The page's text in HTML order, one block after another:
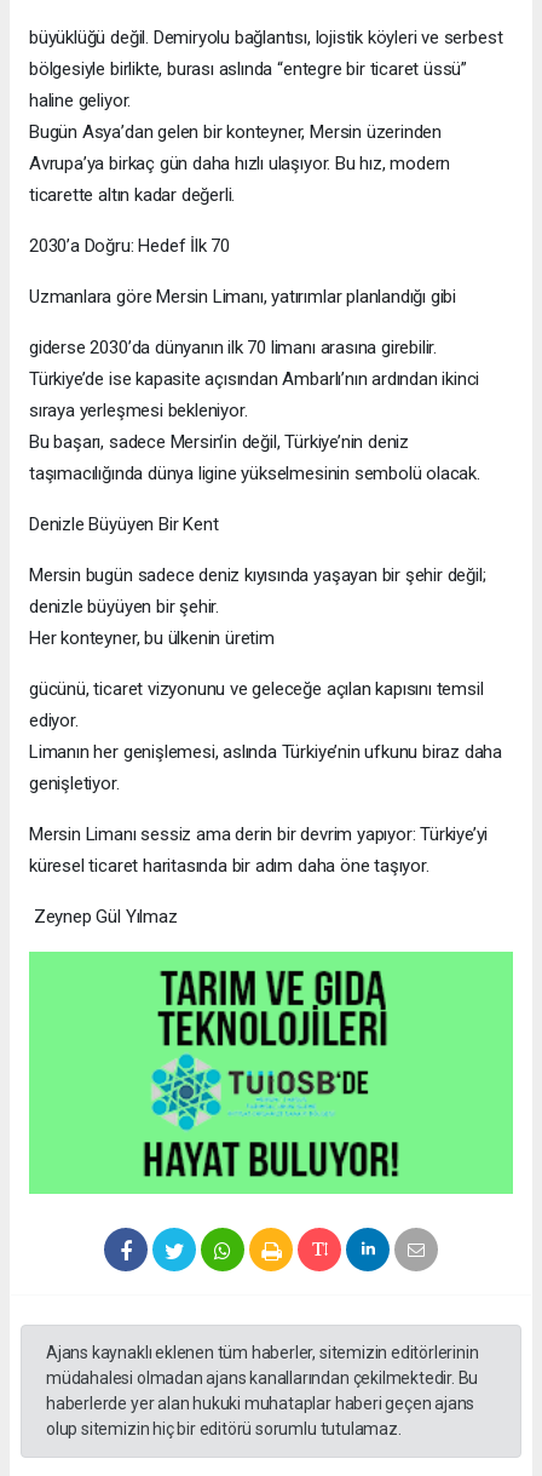
büyüklüğü değil. Demiryolu bağlantısı, lojistik köyleri ve serbest
bölgesiyle birlikte, burası aslında “entegre bir ticaret üssü”
haline geliyor.
Bugün Asya’dan gelen bir konteyner, Mersin üzerinden
Avrupa’ya birkaç gün daha hızlı ulaşıyor. Bu hız, modern
ticarette altın kadar değerli.
2030’a Doğru: Hedef İlk 70
Uzmanlara göre Mersin Limanı, yatırımlar planlandığı gibi
giderse 2030’da dünyanın ilk 70 limanı arasına girebilir.
Türkiye’de ise kapasite açısından Ambarlı’nın ardından ikinci
sıraya yerleşmesi bekleniyor.
Bu başarı, sadece Mersin’in değil, Türkiye’nin deniz
taşımacılığında dünya ligine yükselmesinin sembolü olacak.
Denizle Büyüyen Bir Kent
Mersin bugün sadece deniz kıyısında yaşayan bir şehir değil;
denizle büyüyen bir şehir.
Her konteyner, bu ülkenin üretim
gücünü, ticaret vizyonunu ve geleceğe açılan kapısını temsil
ediyor.
Limanın her genişlemesi, aslında Türkiye’nin ufkunu biraz daha
genişletiyor.
Mersin Limanı sessiz ama derin bir devrim yapıyor: Türkiye’yi
küresel ticaret haritasında bir adım daha öne taşıyor.
Zeynep Gül Yılmaz
Ajans kaynaklı eklenen tüm haberler, sitemizin editörlerinin
müdahalesi olmadan ajans kanallarından çekilmektedir. Bu
haberlerde yer alan hukuki muhataplar haberi geçen ajans
olup sitemizin hiç bir editörü sorumlu tutulamaz.